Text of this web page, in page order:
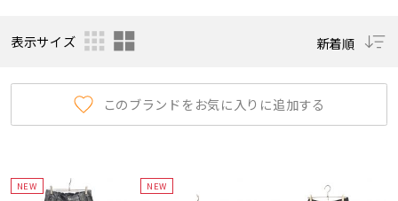
表示サイズ 新着順
このブランドをお気に入りに追加する
NEW NEW